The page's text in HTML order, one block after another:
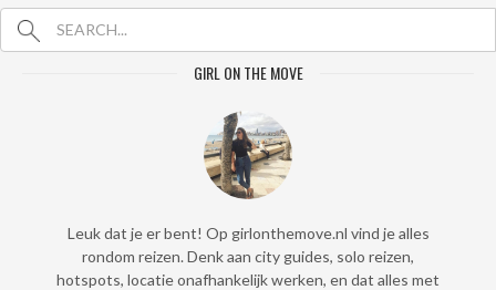
GIRL ON THE MOVE
Leuk dat je er bent! Op girlonthemove.nl vind je alles
rondom reizen. Denk aan city guides, solo reizen,
hotspots, locatie onafhankelijk werken, en dat alles met